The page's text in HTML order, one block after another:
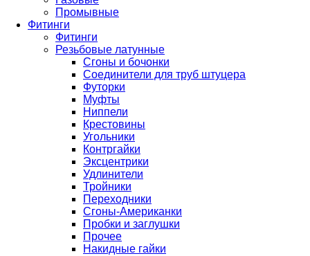
Промывные
Фитинги
Фитинги
Резьбовые латунные
Сгоны и бочонки
Соединители для труб штуцера
Футорки
Муфты
Ниппели
Крестовины
Угольники
Контргайки
Эксцентрики
Удлинители
Тройники
Переходники
Сгоны-Американки
Пробки и заглушки
Прочее
Накидные гайки